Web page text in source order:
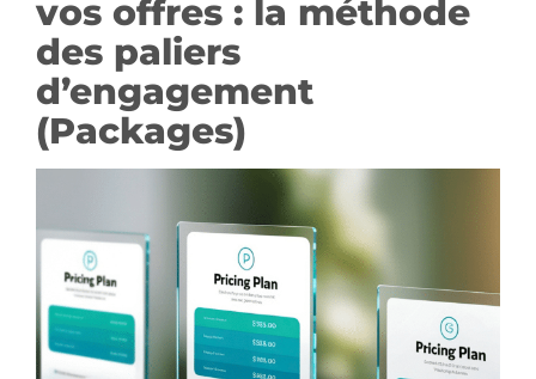
vos offres : la méthode
des paliers
d’engagement
(Packages)